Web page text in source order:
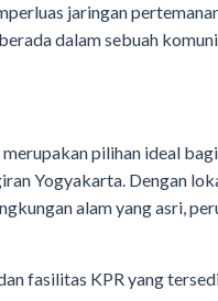
jaringan
dalam sebuah
pilihan ideal
Yogyakarta. Dengan
alam yang asri,
fasilitas KPR yang